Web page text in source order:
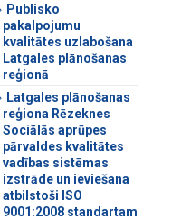
Publisko
pakalpojumu
kvalitātes uzlabošana
Latgales plānošanas
reģionā
Latgales plānošanas
reģiona Rēzeknes
Sociālās aprūpes
pārvaldes kvalitātes
vadības sistēmas
izstrāde un ieviešana
atbilstoši ISO
9001:2008 standartam